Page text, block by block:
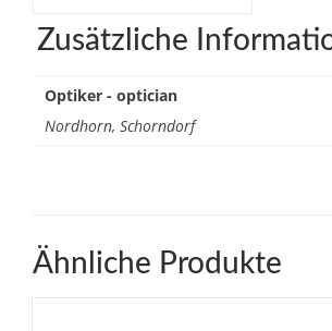
Zusätzliche
Optiker - optician
Nordhorn, Schorndorf
Ähnliche Produkte